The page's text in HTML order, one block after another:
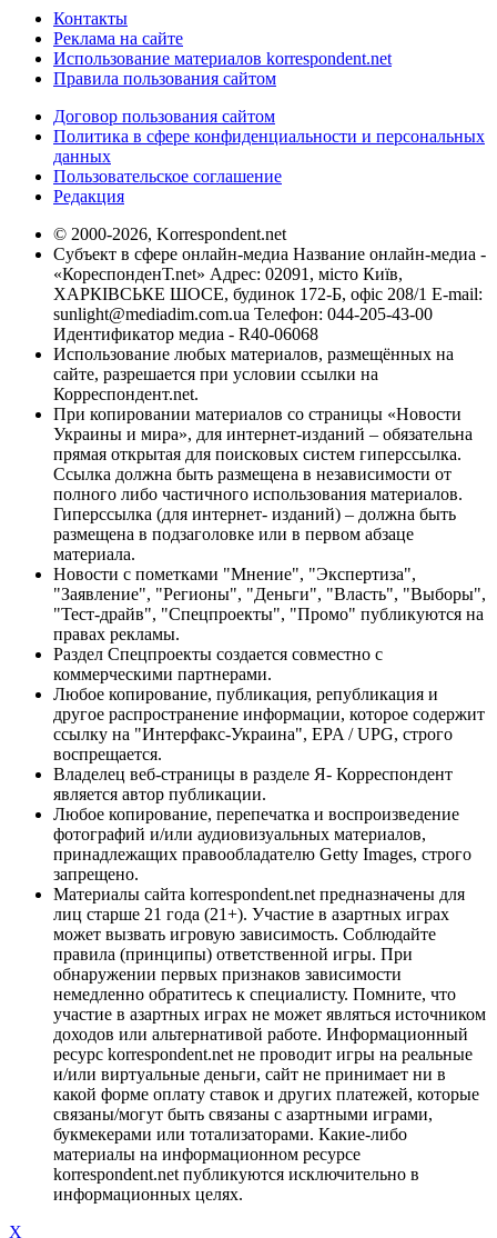
Контакты
Реклама на сайте
Использование материалов korrespondent.net
Правила пользования сайтом
Договор пользования сайтом
Политика в сфере конфиденциальности и персональных
данных
Пользовательское соглашение
Редакция
© 2000-2026, Korrespondent.net
Субъект в сфере онлайн-медиа Название онлайн-медиа -
«КореспонденТ.net» Адрес: 02091, місто Київ,
ХАРКІВСЬКЕ ШОСЕ, будинок 172-Б, офіс 208/1 E-mail:
sunlight@mediadim.com.ua Телефон: 044-205-43-00
Идентификатор медиа - R40-06068
Использование любых материалов, размещённых на
сайте, разрешается при условии ссылки на
Корреспондент.net.
При копировании материалов со страницы «Новости
Украины и мира», для интернет-изданий – обязательна
прямая открытая для поисковых систем гиперссылка.
Ссылка должна быть размещена в независимости от
полного либо частичного использования материалов.
Гиперссылка (для интернет- изданий) – должна быть
размещена в подзаголовке или в первом абзаце
материала.
Новости с пометками "Мнение", "Экспертиза",
"Заявление", "Регионы", "Деньги", "Власть", "Выборы",
"Тест-драйв", "Спецпроекты", "Промо" публикуются на
правах рекламы.
Раздел Спецпроекты создается совместно с
коммерческими партнерами.
Любое копирование, публикация, републикация и
другое распространение информации, которое содержит
ссылку на "Интерфакс-Украина", EPA / UPG, строго
воспрещается.
Владелец веб-страницы в разделе Я- Корреспондент
является автор публикации.
Любое копирование, перепечатка и воспроизведение
фотографий и/или аудиовизуальных материалов,
принадлежащих правообладателю Getty Images, строго
запрещено.
Материалы сайта korrespondent.net предназначены для
лиц старше 21 года (21+). Участие в азартных играх
может вызвать игровую зависимость. Соблюдайте
правила (принципы) ответственной игры. При
обнаружении первых признаков зависимости
немедленно обратитесь к специалисту. Помните, что
участие в азартных играх не может являться источником
доходов или альтернативой работе. Информационный
ресурс korrespondent.net не проводит игры на реальные
и/или виртуальные деньги, сайт не принимает ни в
какой форме оплату ставок и других платежей, которые
связаны/могут быть связаны с азартными играми,
букмекерами или тотализаторами. Какие-либо
материалы на информационном ресурсе
korrespondent.net публикуются исключительно в
информационных целях.
X